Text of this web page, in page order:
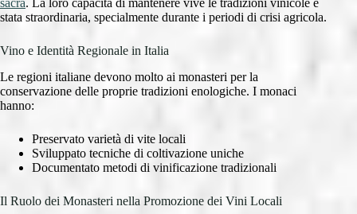
stata straordinaria, specialmente durante i periodi di crisi agricola.
Vino e Identità Regionale in Italia
Le regioni italiane devono molto ai monasteri per la
conservazione delle proprie tradizioni enologiche. I monaci
hanno:
Preservato varietà di vite locali
Sviluppato tecniche di coltivazione uniche
Documentato metodi di vinificazione tradizionali
Il Ruolo dei Monasteri nella Promozione dei Vini Locali